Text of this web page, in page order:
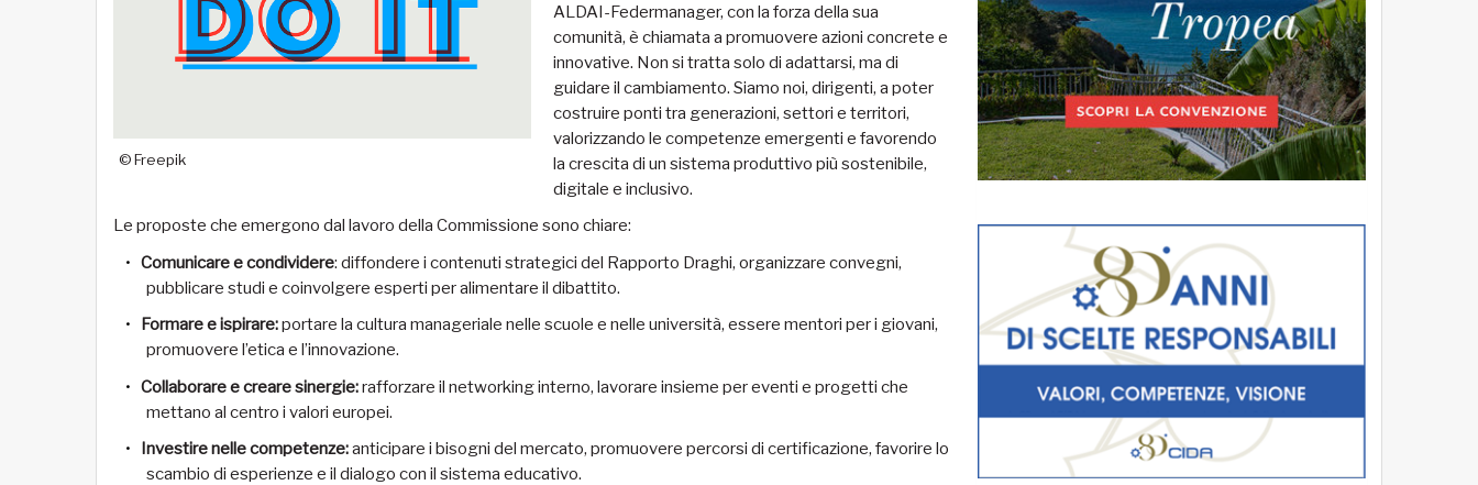
© Freepik
ALDAI-Federmanager, con la forza della sua
comunità, è chiamata a promuovere azioni concrete e
innovative. Non si tratta solo di adattarsi, ma di
guidare il cambiamento. Siamo noi, dirigenti, a poter
costruire ponti tra generazioni, settori e territori,
valorizzando le competenze emergenti e favorendo
la crescita di un sistema produttivo più sostenibile,
digitale e inclusivo.
Le proposte che emergono dal lavoro della Commissione sono chiare:
Comunicare e condividere: diffondere i contenuti strategici del Rapporto Draghi, organizzare convegni,
pubblicare studi e coinvolgere esperti per alimentare il dibattito.
Formare e ispirare:portare la cultura manageriale nelle scuole e nelle università, essere mentori per i giovani,
promuovere l’etica e l’innovazione.
Collaborare e creare sinergie:rafforzare il networking interno, lavorare insieme per eventi e progetti che
mettano al centro i valori europei.
Investire nelle competenze:anticipare i bisogni del mercato, promuovere percorsi di certificazione, favorire lo
scambio di esperienze e il dialogo con il sistema educativo.